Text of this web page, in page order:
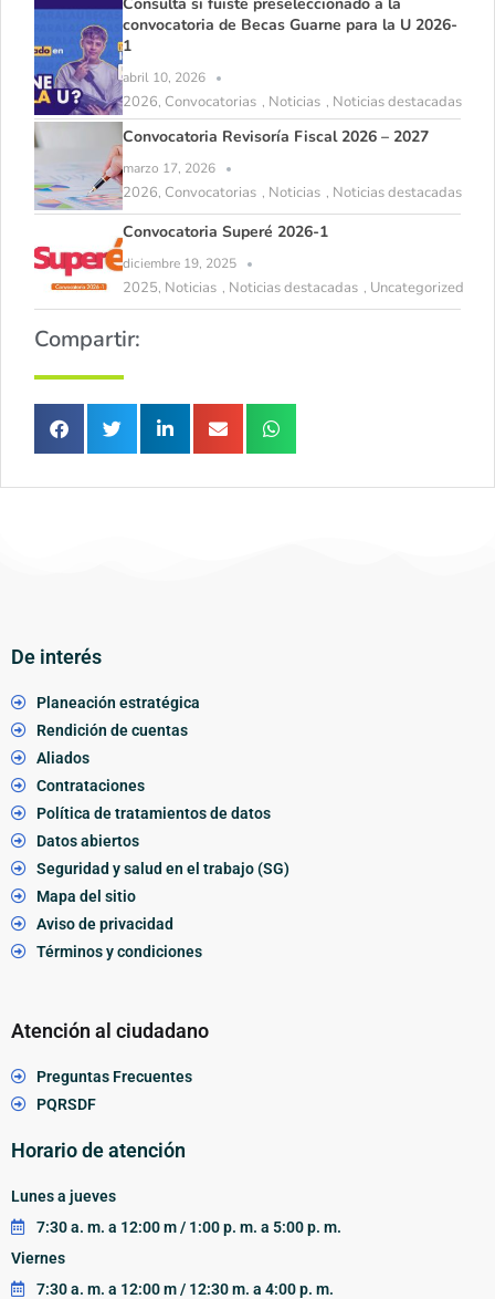
convocatoria de Becas Guarne para la U 2026-
1
abril 10, 2026
2026, Convocatorias , Noticias , Noticias destacadas
Convocatoria Revisoría Fiscal 2026 – 2027
marzo 17, 2026
2026, Convocatorias , Noticias , Noticias destacadas
Convocatoria Superé 2026-1
diciembre 19, 2025
2025, Noticias , Noticias destacadas , Uncategorized
Compartir:
De interés
Planeación estratégica
Rendición de cuentas
Aliados
Contrataciones
Política de tratamientos de datos
Datos abiertos
Seguridad y salud en el trabajo (SG)
Mapa del sitio
Aviso de privacidad
Términos y condiciones
Atención al ciudadano
Preguntas Frecuentes
PQRSDF
Horario de atención
Lunes a jueves
7:30 a. m. a 12:00 m / 1:00 p. m. a 5:00 p. m.
Viernes
7:30 a. m. a 12:00 m / 12:30 m. a 4:00 p. m.